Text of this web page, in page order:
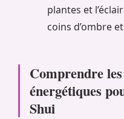
plantes et
coins d’ombre
Comprendre
énergétiques
Shui